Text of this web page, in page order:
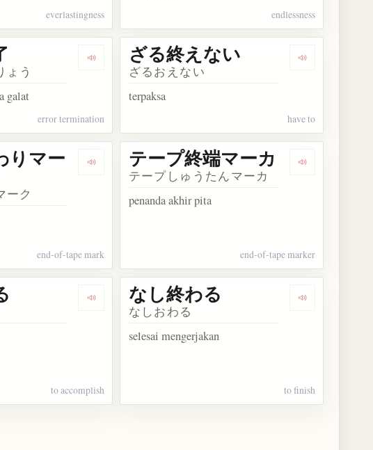
everlastingness endlessness
Dengarkan kosakata エラー終了
ょう
galat
error termination
Dengarkan
ざる終えない
ざるおえない
terpaksa
have to
回線終端装置 Dengarkan kosakata テープ終わりマーク
りマー
ーク
end-of-tape mark
Dengarkan
テープ終端マーカ
テープしゅうたんマーカ
penanda akhir pita
end-of-tape marker
ザクション終了フェーズDengarkan kosakata なし終える
to accomplish
Dengarkan
なし終わる
なしおわる
selesai mengerjakan
to finish